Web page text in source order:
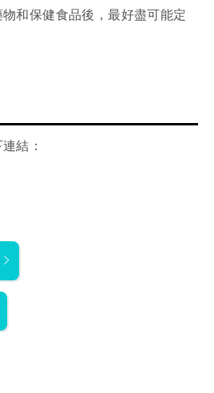
和保健食品後，最好盡可能定
結：